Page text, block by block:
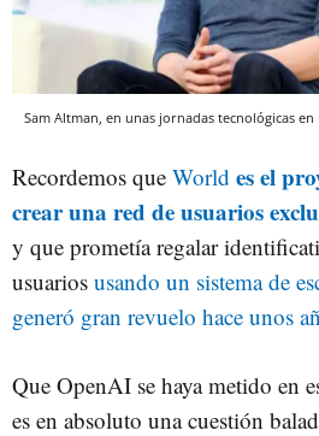
Sam Altman, en unas jornadas tecnológicas en
Recordemos que World es el
crear una red de usuarios
y que prometía regalar
usuarios usando un sistema de
generó gran revuelo hace unos
Que OpenAI se haya metido en
es en absoluto una cuestión